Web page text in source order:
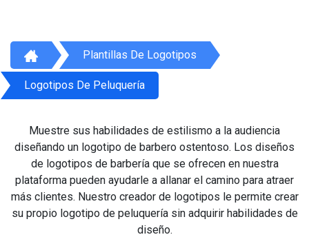
Plantillas De Logotipos
Logotipos De Peluquería
Muestre sus habilidades de estilismo a la audiencia
diseñando un logotipo de barbero ostentoso. Los diseños
de logotipos de barbería que se ofrecen en nuestra
plataforma pueden ayudarle a allanar el camino para atraer
más clientes. Nuestro creador de logotipos le permite crear
su propio logotipo de peluquería sin adquirir habilidades de
diseño.